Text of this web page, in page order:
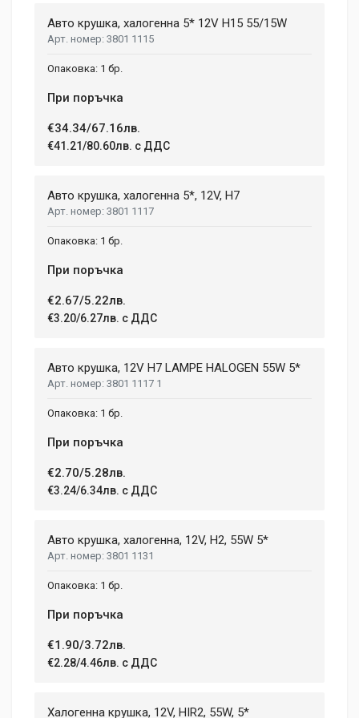
NUMBER OF SPEEDS
99 mm
207 mm
Aenean non lorem nisl. Duis tempor sollicitudin orci, eget
congue feugiat ac, facilisis a augue. Donec tempor sapien et
fringilla facilisis. Nam maximus consectetur diam. Nulla ut ex
Duis ac lectus scelerisque quam blandit egestas. Pellentesque
hendrerit eros laoreet suscipit ultrices.
Review Stars
Your Review
Авто крушка, халогенна 5* 12V H15 55/15W
3801 1115
1 бр.
При поръчка
€34.34/67.16лв.
€41.21/80.60лв. с ДДС
Авто крушка, халогенна 5*, 12V, H7
3801 1117
1 бр.
При поръчка
€2.67/5.22лв.
€3.20/6.27лв. с ДДС
Авто крушка, 12V H7 LAMPE HALOGEN 55W 5*
3801 1117 1
1 бр.
При поръчка
€2.70/5.28лв.
€3.24/6.34лв. с ДДС
Авто крушка, халогенна, 12V, H2, 55W 5*
3801 1131
1 бр.
При поръчка
€1.90/3.72лв.
€2.28/4.46лв. с ДДС
Халогенна крушка, 12V, HIR2, 55W, 5*